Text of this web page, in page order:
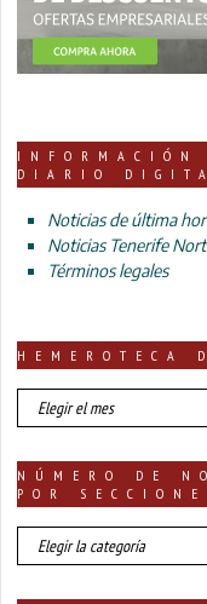
INFORMACIÓN
DIARIO
Noticias de última
Noticias Tenerife
Términos legales
HEMEROTECA
HEMEROTECA
DE
NÚMERO DE
POR
número
de